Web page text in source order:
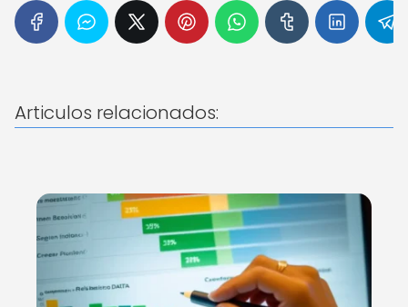
Articulos relacionados: